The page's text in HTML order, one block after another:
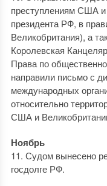
преступлениям США
президента РФ, в
Великобритания), а
Королевская
Права по
направили письмо с
международных
относительно
США и
Ноябрь
11. Судом вынесено
госдолге РФ.